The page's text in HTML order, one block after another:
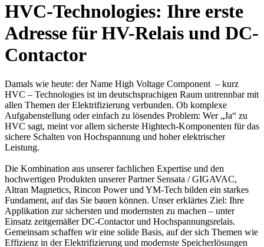
HVC-Technologies: Ihre erste
Adresse für HV-Relais und DC-
Contactor
Damals wie heute: der Name High Voltage Component – kurz
HVC – Technologies ist im deutschsprachigen Raum untrennbar mit
allen Themen der Elektrifizierung verbunden. Ob komplexe
Aufgabenstellung oder einfach zu lösendes Problem: Wer „Ja“ zu
HVC sagt, meint vor allem sicherste Hightech-Komponenten für das
sichere Schalten von Hochspannung und hoher elektrischer
Leistung.
Die Kombination aus unserer fachlichen Expertise und den
hochwertigen Produkten unserer Partner Sensata / GIGAVAC,
Altran Magnetics, Rincon Power und YM-Tech bilden ein starkes
Fundament, auf das Sie bauen können. Unser erklärtes Ziel: Ihre
Applikation zur sichersten und modernsten zu machen – unter
Einsatz zeitgemäßer DC-Contactor und Hochspannungsrelais.
Gemeinsam schaffen wir eine solide Basis, auf der sich Themen wie
Effizienz in der Elektrifizierung und modernste Speicherlösungen